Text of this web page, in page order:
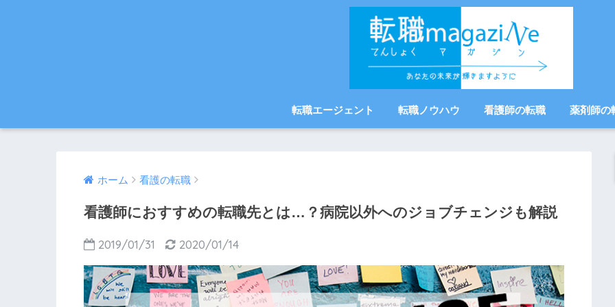
転職エージェント 転職ノウハウ 看護師の転職 薬剤師の
ホーム 看護の転職
看護師におすすめの転職先とは…？病院以外へのジョブチェンジも解説
2019/01/31 2020/01/14